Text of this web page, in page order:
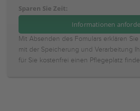
Sparen Sie Zeit:
Mit Absenden des Fomulars erklären
mit der Speicherung und Verarbeitung
für Sie kostenfrei einen Pflegeplatz